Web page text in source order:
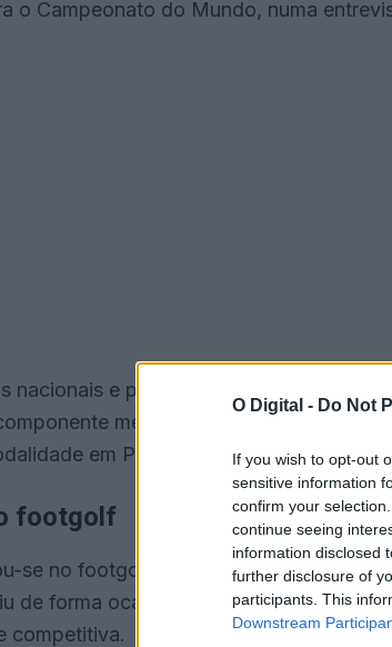
O Digital - Do Not
If you wish to opt-out
sensitive information
confirm your
continue seeing
information disclosed
further disclosure of
participants. This
Downstream
o Campeonato do Mundo, numa
nacionais e presença em competições
mental na evolução
em Portugal.
footgolf
se no footgolf em 2018, após terminar
de forma ocasional, numa experiência
competitiva.